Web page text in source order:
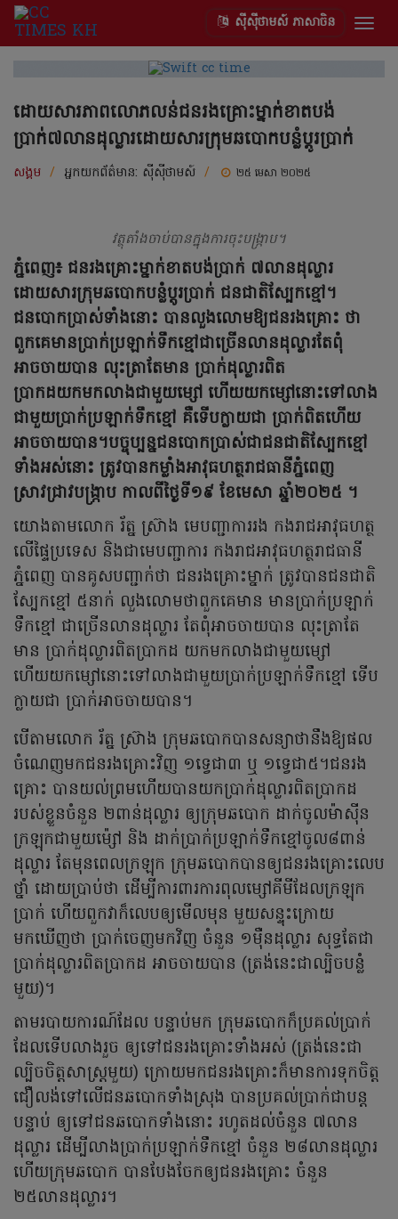
ស៊ីស៊ីថាមស៍ ភាសាចិន
ដោយសារភាពលោភលន់ជនរងគ្រោះម្នាក់ខាតបង់
ប្រាក់៧លានដុល្លារដោយសារក្រុមឆបោកបន្លំប្តូរប្រាក់
សង្គម / អ្នកយកព័ត៌មាន: ស៊ីស៊ីថាមស៍ / ២៥ មេសា ២០២៥
វត្ថុតាំងចាប់បានក្នុងការចុះបង្ក្រាប។
ភ្នំពេញ៖ ជនរងគ្រោះម្នាក់ខាតបង់ប្រាក់ ៧លានដុល្លារ
ដោយសារក្រុមឆបោកបន្លំប្តូរប្រាក់ ជនជាតិស្បែកខ្មៅ។
ជនបោកប្រាស់ទាំងនោះ បានលួងលោមឱ្យជនរងគ្រោះ ថា
ពួកគេមានប្រាក់ប្រឡាក់ទឹកខ្មៅជាច្រើនលានដុល្លារតែពុំ
អាចចាយបាន លុះត្រាតែមាន ប្រាក់ដុល្លារពិត
ប្រាកដយកមកលាងជាមួយម្សៅ ហើយយកម្សៅនោះទៅលាង
ជាមួយប្រាក់ប្រឡាក់ទឹកខ្មៅ គឺទើបក្លាយជា ប្រាក់ពិតហើយ
អាចចាយបាន។បច្ចុប្បន្នជនបោកប្រាស់ជាជនជាតិស្បែកខ្មៅ
ទាំងអស់នោះ ត្រូវបានកម្លាំងអាវុធ​ហត្ថ​រាជ​ធានី​ភ្នំពេញ​
ស្រាវជ្រាវបង្ក្រាប កាលពីថ្ងៃទី១៩ ខែមេសា ឆ្នាំ២០២៥ ។
យោងតាមលោក រ័ត្ន ស្រ៊ាង មេបញ្ជាការរង កងរាជ​អាវុធ​ហត្ថ​
លើ​ផ្ទៃ​ប្រទេស និងជាមេបញ្ជាការ កងរាជអាវុធហត្ថរាជធានី
ភ្នំពេញ បានគូសបញ្ជាក់ថា ជនរងគ្រោះម្នាក់ ត្រូវបានជនជាតិ
ស្បែកខ្មៅ ៥នាក់ លួងលោមថាពួកគេមាន មានប្រាក់ប្រឡាក់
ទឹកខ្មៅ ជាច្រើនលានដុល្លារ តែពុំអាចចាយបាន លុះត្រាតែ
មាន ប្រាក់ដុល្លារពិតប្រាកដ យកមកលាងជាមួយម្សៅ
ហើយយកម្សៅនោះទៅលាងជាមួយប្រាក់ប្រឡាក់ទឹកខ្មៅ ទើប
ក្លាយជា ប្រាក់អាចចាយបាន។
បើតាមលោក រ័ត្ន ស្រ៊ាង ក្រុមឆបោកបានសន្យាថានឹងឱ្យផល
ចំណេញមកជនរងគ្រោះវិញ ១ទ្វេជា៣ ឬ ១ទ្វេជា៥។ជនរង
គ្រោះ បានយល់ព្រមហើយបានយកប្រាក់ដុល្លារពិតប្រាកដ
របស់ខ្លួនចំនួន ២ពាន់ដុល្លារ ឲ្យក្រុមឆបោក ដាក់ចូលម៉ាស៊ីន
ក្រឡុកជាមួយម៉្សៅ និង ដាក់ប្រាក់ប្រឡាក់ទឹកខ្មៅចូល៨ពាន់
ដុល្លារ តែមុនពេលក្រឡុក ក្រុមឆបោកបានឲ្យជនរងគ្រោះលេប
ថ្នាំ ដោយប្រាប់ថា ដើម្បីការពារការពុលម្សៅគីមីដែលក្រឡុក
ប្រាក់ ហើយពួកវាក៏លេបឲ្យមើលមុន មួយសន្ទុះក្រោយ
មកឃើញថា ប្រាក់ចេញមកវិញ ចំនួន ១ម៉ឺនដុល្លារ សុទ្ធតែជា
ប្រាក់ដុល្លារពិតប្រាកដ អាចចាយបាន (ត្រង់នេះជាល្បិចបន្លំ
មួយ)។
តាមរបាយការណ៍ដែល បន្ទាប់មក ក្រុមឆបោកក៏ប្រគល់ប្រាក់
ដែលទើបលាងរួច ឲ្យទៅជនរងគ្រោះទាំងអស់ (ត្រង់នេះជា
ល្បិចចិត្តសាស្ត្រមួយ) ក្រោយមកជនរងគ្រោះក៏មានការទុកចិត្ត
ជឿលង់ទៅលើជនឆបោកទាំងស្រុង បានប្រគល់ប្រាក់ជាបន្ត
បន្ទាប់ ឲ្យទៅជនឆបោកទាំងនោះ រហូតដល់ចំនួន ៧លាន
ដុល្លារ ដើម្បីលាងប្រាក់ប្រឡាក់ទឹកខ្មៅ ចំនួន ២៨លានដុល្លារ
ហើយក្រុមឆបោក បានបែងចែកឲ្យជនរងគ្រោះ ចំនួន
២៥លានដុល្លារ។